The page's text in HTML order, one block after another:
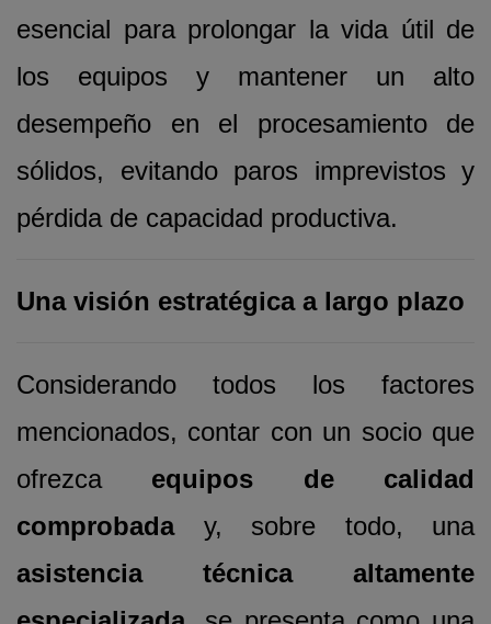
esencial para prolongar la vida útil de
los equipos y mantener un alto
desempeño en el procesamiento de
sólidos, evitando paros imprevistos y
pérdida de capacidad productiva.
Una visión estratégica a largo plazo
Considerando todos los factores
mencionados, contar con un socio que
ofrezca equipos de calidad
comprobaday, sobre todo, una
asistencia técnica altamente